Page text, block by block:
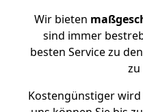
Wir bieten
sind immer
besten Service zu den
zu
Kostengünstiger